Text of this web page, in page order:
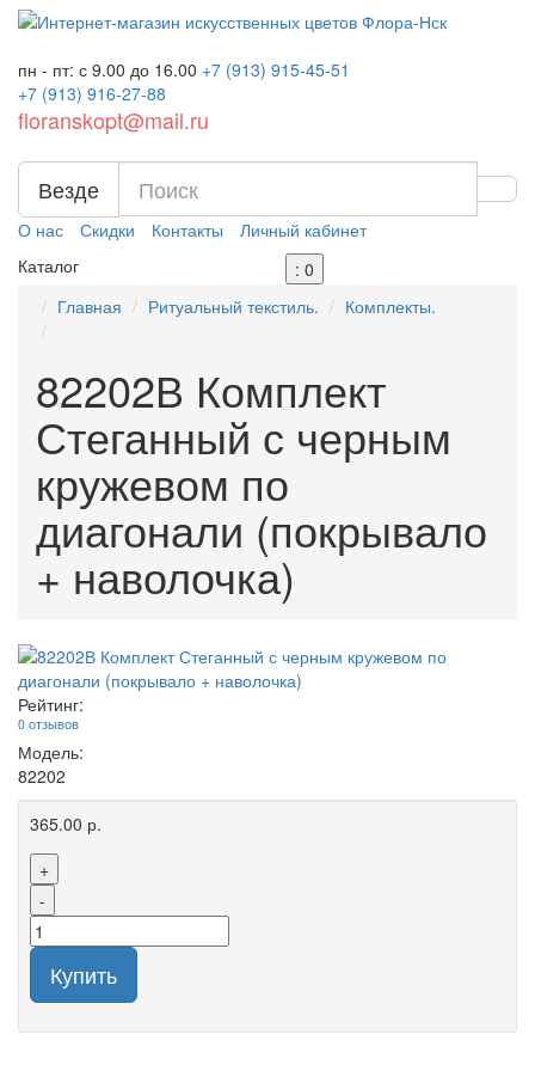
пн - пт: с 9.00 до 16.00 +7 (913) 915-45-51
+7 (913) 916-27-88
floranskopt@mail.ru
Везде
О нас Скидки Контакты
Личный кабинет
Каталог
: 0
Главная
Ритуальный текстиль. Комплекты.
82202В Комплект
Стеганный с черным
кружевом по
диагонали (покрывало
+ наволочка)
Рейтинг:
0 отзывов
Модель:
82202
365.00 р.
+
-
Купить